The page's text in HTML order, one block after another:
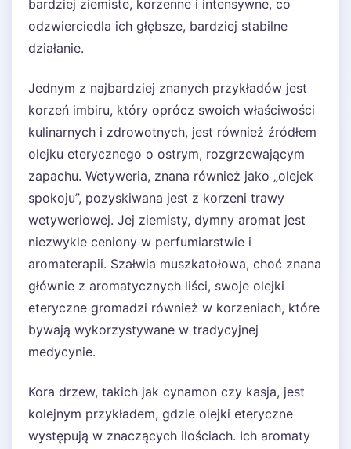
bardziej ziemiste, korzenne i intensywne, co
odzwierciedla ich głębsze, bardziej stabilne
działanie.
Jednym z najbardziej znanych przykładów jest
korzeń imbiru, który oprócz swoich właściwości
kulinarnych i zdrowotnych, jest również źródłem
olejku eterycznego o ostrym, rozgrzewającym
zapachu. Wetyweria, znana również jako „olejek
spokoju”, pozyskiwana jest z korzeni trawy
wetyweriowej. Jej ziemisty, dymny aromat jest
niezwykle ceniony w perfumiarstwie i
aromaterapii. Szałwia muszkatołowa, choć znana
głównie z aromatycznych liści, swoje olejki
eteryczne gromadzi również w korzeniach, które
bywają wykorzystywane w tradycyjnej
medycynie.
Kora drzew, takich jak cynamon czy kasja, jest
kolejnym przykładem, gdzie olejki eteryczne
występują w znaczących ilościach. Ich aromaty